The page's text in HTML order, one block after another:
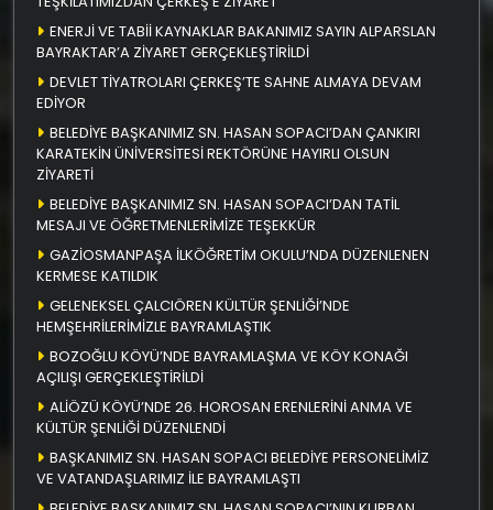
ENERJİ VE TABİİ KAYNAKLAR BAKANIMIZ SAYIN ALPARSLAN
BAYRAKTAR’A ZİYARET GERÇEKLEŞTİRİLDİ
DEVLET TİYATROLARI ÇERKEŞ’TE SAHNE ALMAYA DEVAM
EDİYOR
BELEDİYE BAŞKANIMIZ SN. HASAN SOPACI’DAN ÇANKIRI
KARATEKİN ÜNİVERSİTESİ REKTÖRÜNE HAYIRLI OLSUN
ZİYARETİ
BELEDİYE BAŞKANIMIZ SN. HASAN SOPACI’DAN TATİL
MESAJI VE ÖĞRETMENLERİMİZE TEŞEKKÜR
GAZİOSMANPAŞA İLKÖĞRETİM OKULU’NDA DÜZENLENEN
KERMESE KATILDIK
GELENEKSEL ÇALCIÖREN KÜLTÜR ŞENLİĞİ’NDE
HEMŞEHRİLERİMİZLE BAYRAMLAŞTIK
BOZOĞLU KÖYÜ’NDE BAYRAMLAŞMA VE KÖY KONAĞI
AÇILIŞI GERÇEKLEŞTİRİLDİ
ALİÖZÜ KÖYÜ’NDE 26. HOROSAN ERENLERİNİ ANMA VE
KÜLTÜR ŞENLİĞİ DÜZENLENDİ
BAŞKANIMIZ SN. HASAN SOPACI BELEDİYE PERSONELİMİZ
VE VATANDAŞLARIMIZ İLE BAYRAMLAŞTI